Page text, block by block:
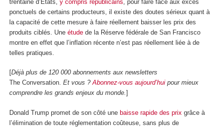
trentaine d’États, y compris républicains , pour faire face aux excès
ponctuels de certains producteurs, il existe des doutes sérieux quant à
la capacité de cette mesure à faire réellement baisser les prix des
produits ciblés. Une étude de la Réserve fédérale de San Francisco
montre en effet que l’inflation récente n’est pas réellement liée à de
telles pratiques.
[Déjà plus de 120 000 abonnements aux newsletters
The Conversation. Et vous ?Abonnez-vous aujourd’hui pour mieux
comprendre les grands enjeux du monde.]
Donald Trump promet de son côté une baisse rapide des prix grâce à
l’élimination de toute réglementation coûteuse, sans plus de